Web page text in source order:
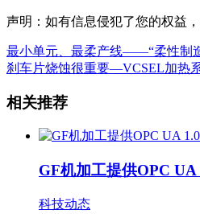
声明：如有信息侵犯了您的权益
最小单元、最柔产线——“柔性制
刹车片烧蚀很重要—VCSEL加热
相关推荐
GF机加工提供OPC UA
科技动态